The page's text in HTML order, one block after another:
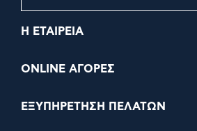
Η ΕΤΑΙΡΕΙΑ
ONLINE ΑΓΟΡΕΣ
ΕΞΥΠΗΡΕΤΗΣΗ ΠΕΛΑΤΩΝ